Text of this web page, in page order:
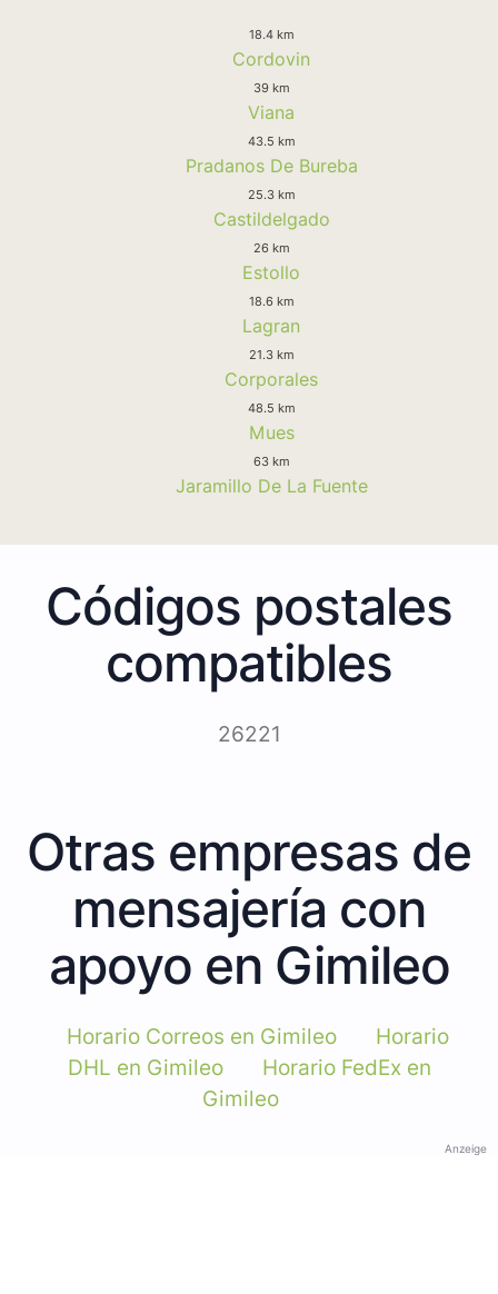
18.4 km
Cordovin
39 km
Viana
43.5 km
Pradanos De Bureba
25.3 km
Castildelgado
26 km
Estollo
18.6 km
Lagran
21.3 km
Corporales
48.5 km
Mues
63 km
Jaramillo De La Fuente
Códigos postales
compatibles
26221
Otras empresas de
mensajería con
apoyo en Gimileo
Horario Correos en Gimileo
Horario
DHL en Gimileo
Horario FedEx en
Gimileo
Anzeige